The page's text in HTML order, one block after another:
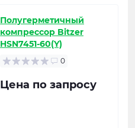
Полугерметичный
компрессор Bitzer
HSN7451-60(Y)
0
Цена по запросу